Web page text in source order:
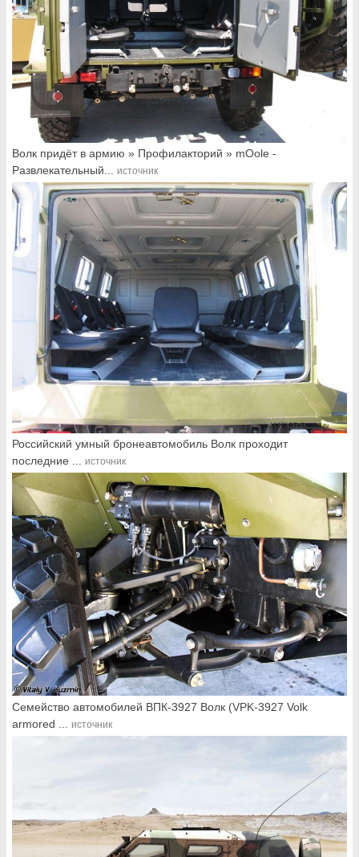
Волк придёт в армию » Профилакторий » mOole -
Развлекательный...
источник
Российский умный бронеавтомобиль Волк проходит
последние ...
источник
Семейство автомобилей ВПК-3927 Волк (VPK-3927 Volk
armored ...
источник